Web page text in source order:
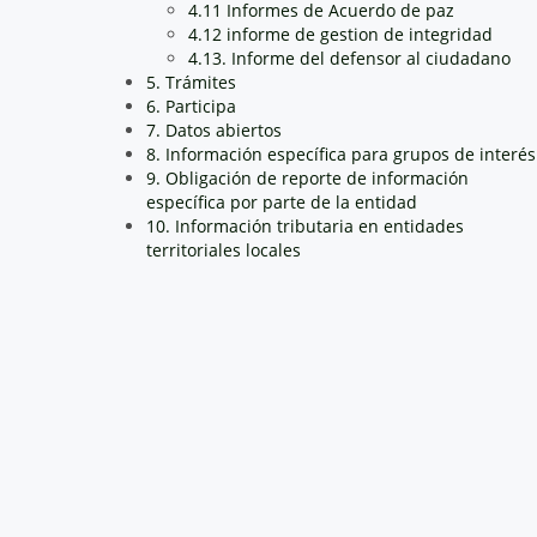
4.11 Informes de Acuerdo de paz
4.12 informe de gestion de integridad
4.13. Informe del defensor al ciudadano
5. Trámites
6. Participa
7. Datos abiertos
8. Información específica para grupos de interés
9. Obligación de reporte de información
específica por parte de la entidad
10. Información tributaria en entidades
territoriales locales